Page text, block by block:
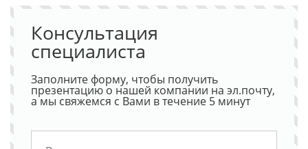
Консультация
специалиста
Заполните форму, чтобы получить
презентацию о нашей компании на эл.почту,
а мы свяжемся с Вами в течение 5 минут